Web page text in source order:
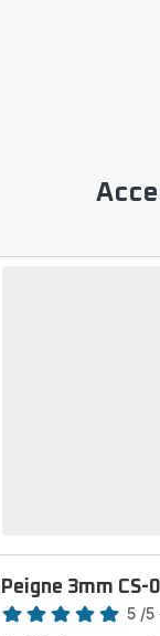
Peigne 3mm CS-
Note
5 /5